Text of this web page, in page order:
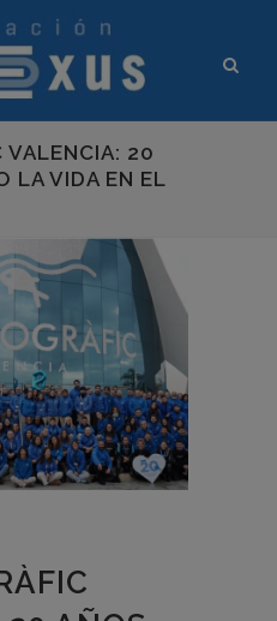
VALENCIA: 20
LA VIDA EN EL